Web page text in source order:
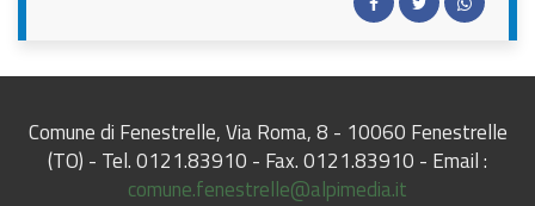
Comune di Fenestrelle, Via Roma, 8 - 10060 Fenestrelle
(TO) - Tel. 0121.83910 - Fax. 0121.83910 - Email :
comune.fenestrelle@alpimedia.it